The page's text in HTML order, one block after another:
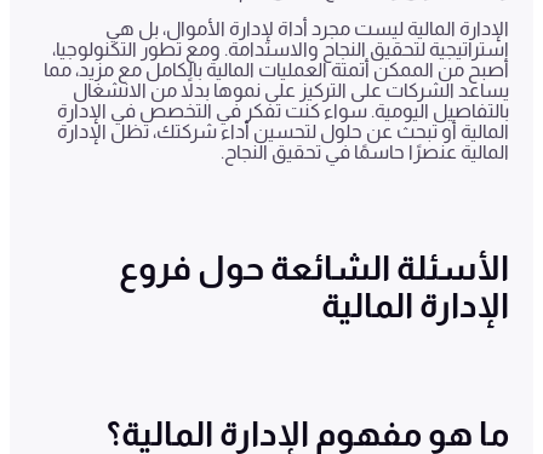
الإدارة المالية ليست مجرد أداة لإدارة الأموال، بل هي
استراتيجية لتحقيق النجاح والاستدامة. ومع تطور التكنولوجيا،
أصبح من الممكن أتمتة العمليات المالية بالكامل مع مزيد، مما
يساعد الشركات على التركيز على نموها بدلاً من الانشغال
بالتفاصيل اليومية. سواء كنت تفكر في التخصص في الإدارة
المالية أو تبحث عن حلول لتحسين أداء شركتك، تظل الإدارة
المالية عنصرًا حاسمًا في تحقيق النجاح.
الأسئلة الشائعة حول فروع
الإدارة المالية
ما هو مفهوم الإدارة المالية؟